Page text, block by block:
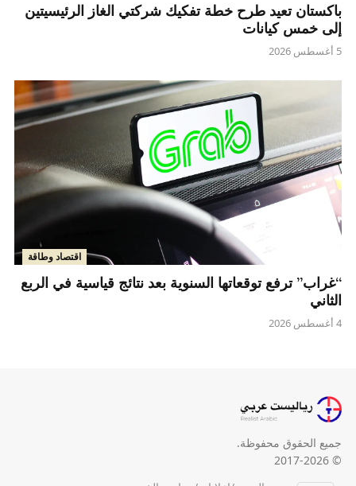
باكستان تعيد طرح خطة تفكيك شركتي الغاز الرئيسيتين
إلى خمس كيانات
5 أغسطس 2026
اقتصاد وطاقة
“غراب” ترفع توقعاتها السنوية بعد نتائج قياسية في الربع
الثاني
4 أغسطس 2026
جميع الحقوق محفوظة.
© 2017-2026